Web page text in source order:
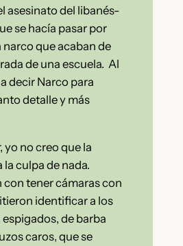
asesinato del libanés-
se hacía pasar por
narco que acaban de
de una escuela. Al
decir Narco para
detalle y más
yo no creo que la
culpa de nada.
con tener cámaras con
identificar a los
de barba
caros, que se